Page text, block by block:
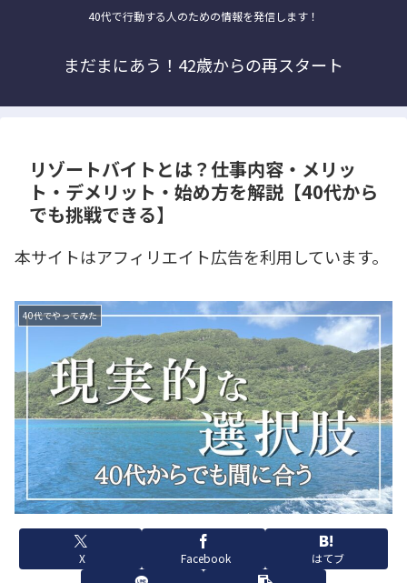
40代で行動する人のための情報を発信します！
まだまにあう！42歳からの再スタート
リゾートバイトとは？仕事内容・メリッ
ト・デメリット・始め方を解説【40代から
でも挑戦できる】
本サイトはアフィリエイト広告を利用しています。
40代でやってみた
X Facebook はてブ